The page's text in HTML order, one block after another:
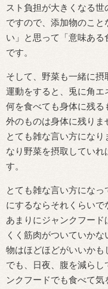
スト負担が大きくなる世
ですので、添加物のこ
い」と思って「意味あ
です。
そして、野菜も一緒に摂
運動をすると、兎に角エ
何を食べても身体に残る
外のものは身体に残りま
とても雑な言い方になり
なり野菜を摂取していれ
す。
とても雑な言い方にな
にするならそれくらいで
あまりにジャンクフー
くく筋肉がついていか
物はほどほどがいいかも
でも、日夜、腹を減ら
ンクフードでも食べて気